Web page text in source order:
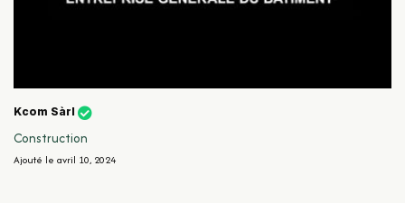
Kcom Sàrl
Construction
Ajouté le avril 10, 2024